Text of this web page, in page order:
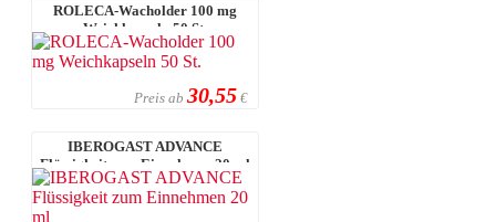
ROLECA-Wacholder 100 mg
Weichkapseln 50 St.
Preis ab 30,55 €
IBEROGAST ADVANCE
Flüssigkeit zum Einnehmen 20 ml